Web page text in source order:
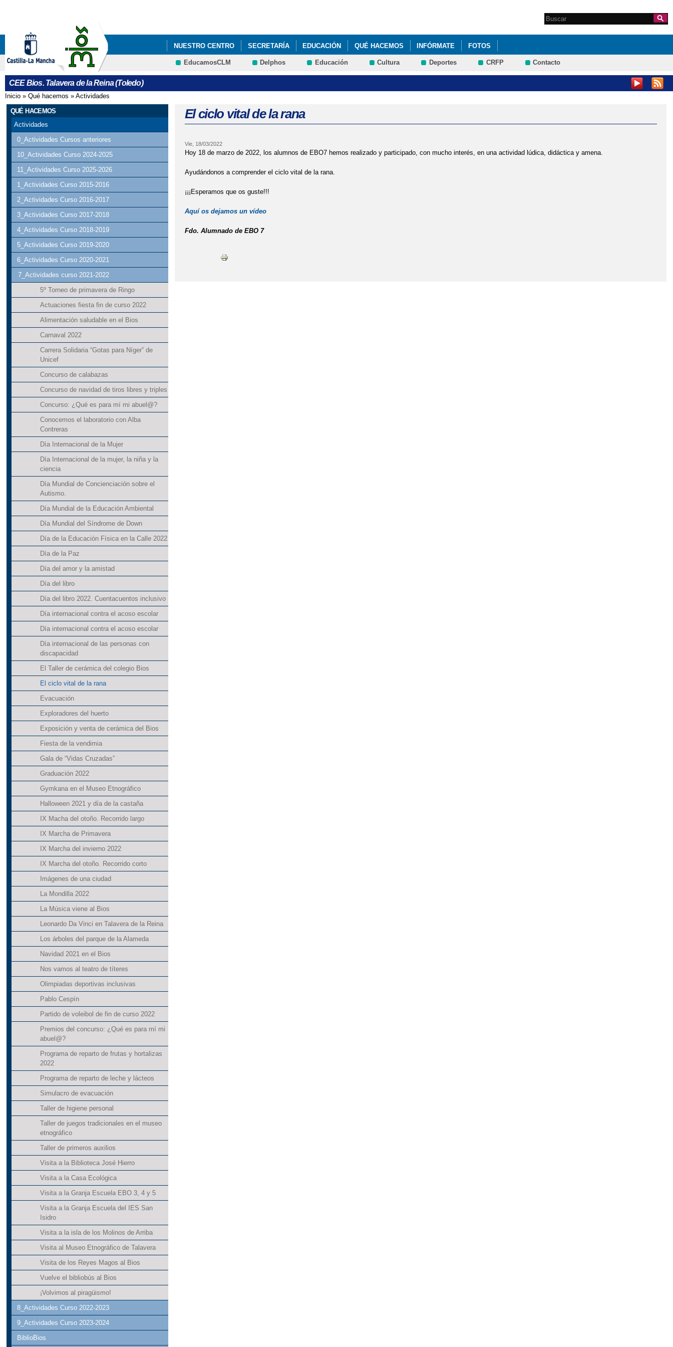
Formulario de
Search this site
NUESTRO CENTRO SECRETARÍA EDUCACIÓN QUÉ HACEMOS INFÓRMATE FOTOS
EducamosCLM Delphos Educación Cultura Deportes CRFP Contacto
CEE Bios. Talavera de la Reina (Toledo)
Se encuentra usted aquí
Inicio » Qué hacemos » Actividades
QUÉ HACEMOS
Actividades
0_Actividades Cursos anteriores
10_Actividades Curso 2024-2025
11_Actividades Curso 2025-2026
1_Actividades Curso 2015-2016
2_Actividades Curso 2016-2017
3_Actividades Curso 2017-2018
4_Actividades Curso 2018-2019
5_Actividades Curso 2019-2020
6_Actividades Curso 2020-2021
7_Actividades curso 2021-2022
5º Torneo de primavera de Ringo
Actuaciones fiesta fin de curso 2022
Alimentación saludable en el Bios
Carnaval 2022
Carrera Solidaria “Gotas para Níger” de
Unicef
Concurso de calabazas
Concurso de navidad de tiros libres y triples
Concurso: ¿Qué es para mí mi abuel@?
Conocemos el laboratorio con Alba
Contreras
Día Internacional de la Mujer
Día Internacional de la mujer, la niña y la
ciencia
Día Mundial de Concienciación sobre el
Autismo.
Día Mundial de la Educación Ambiental
Día Mundial del Síndrome de Down
Día de la Educación Física en la Calle 2022
Día de la Paz
Día del amor y la amistad
Día del libro
Día del libro 2022. Cuentacuentos inclusivo
Día internacional contra el acoso escolar
Día internacional contra el acoso escolar
Día internacional de las personas con
discapacidad
El Taller de cerámica del colegio Bios
El ciclo vital de la rana
Evacuación
Exploradores del huerto
Exposición y venta de cerámica del Bios
Fiesta de la vendimia
Gala de “Vidas Cruzadas”
Graduación 2022
Gymkana en el Museo Etnográfico
Halloween 2021 y día de la castaña
IX Macha del otoño. Recorrido largo
IX Marcha de Primavera
IX Marcha del invierno 2022
IX Marcha del otoño. Recorrido corto
Imágenes de una ciudad
La Mondilla 2022
La Música viene al Bios
Leonardo Da Vinci en Talavera de la Reina
Los árboles del parque de la Alameda
Navidad 2021 en el Bios
Nos vamos al teatro de títeres
Olimpiadas deportivas inclusivas
Pablo Cespín
Partido de voleibol de fin de curso 2022
Premios del concurso: ¿Qué es para mí mi
abuel@?
Programa de reparto de frutas y hortalizas
2022
Programa de reparto de leche y lácteos
Simulacro de evacuación
Taller de higiene personal
Taller de juegos tradicionales en el museo
etnográfico
Taller de primeros auxilios
Visita a la Biblioteca José Hierro
Visita a la Casa Ecológica
Visita a la Granja Escuela EBO 3, 4 y 5
Visita a la Granja Escuela del IES San
Isidro
Visita a la isla de los Molinos de Arriba
Visita al Museo Etnográfico de Talavera
Visita de los Reyes Magos al Bios
Vuelve el bibliobús al Bios
¡Volvimos al piragüismo!
8_Actividades Curso 2022-2023
9_Actividades Curso 2023-2024
BiblioBios
El ciclo vital de la rana
Vie, 18/03/2022
Hoy 18 de marzo de 2022, los alumnos de EBO7 hemos realizado y participado, con mucho interés, en una actividad lúdica, didáctica y amena.
Ayudándonos a comprender el ciclo vital de la rana.
¡¡¡Esperamos que os guste!!!
Aquí os dejamos un vídeo
Fdo. Alumnado de EBO 7